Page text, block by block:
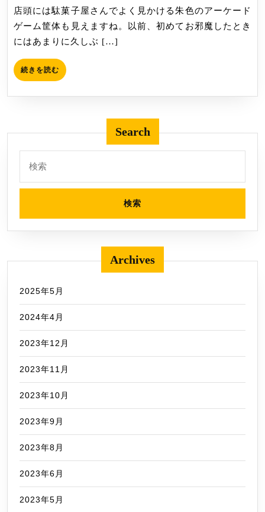
店
店頭には駄菓子屋さんでよく見かける朱色のアーケード
ゲーム筐体も見えますね。以前、初めてお邪魔したとき
にはあまりに久しぶ […]
続きを読む 続
き
Search
索:
Archives
2025年5月
2024年4月
2023年12月
2023年11月
2023年10月
2023年9月
2023年8月
2023年6月
2023年5月